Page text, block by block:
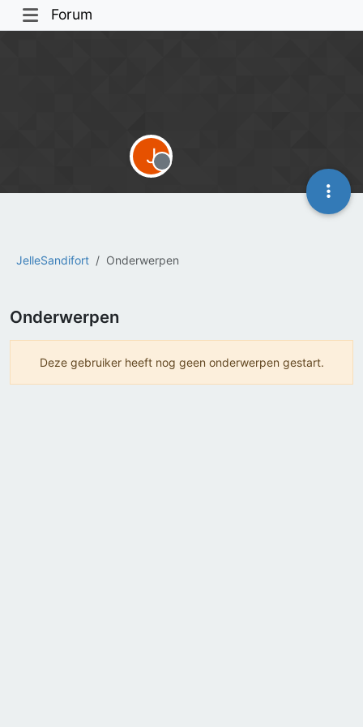
Forum
JelleSandifort Onderwerpen
J
Offline
Onderwerpen
Deze gebruiker heeft nog geen onderwerpen gestart.